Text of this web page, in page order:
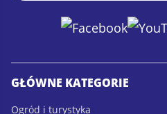
a
i
l
GŁÓWNE KATEGORIE
Ogród i turystyka